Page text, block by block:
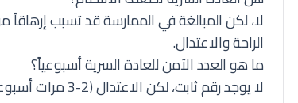
لا، لكن المبالغة في الممارسة قد تسبب
الراحة والاعتدال.
ما هو العدد الآمن للعادة السرية أسبوعياً؟
لا يوجد رقم ثابت، لكن الاعتدال (2-3 مرات أسبوعياً) يعتبر آمناً للرجال. يعتمد على العمر واللياقة الجسدية.